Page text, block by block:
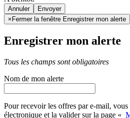
Annuler
× Fermer la fenêtre Enregistrer mon alerte
Enregistrer mon alerte
Tous les champs sont obligatoires
Nom de mon alerte
Pour recevoir les offres par e-mail, vous
électronique et la valider sur la page «